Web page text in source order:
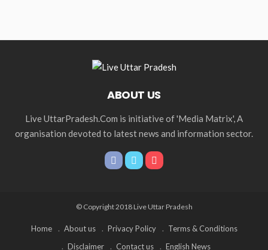
ABOUT US
Live UttarPradesh.Com is initiative of 'Media Matrix', A
organisation devoted to latest news and information sector.
© Copyright 2018 Live Uttar Pradesh
Home About us Privacy Policy
Terms & Conditions
Disclaimer
Contact us English News